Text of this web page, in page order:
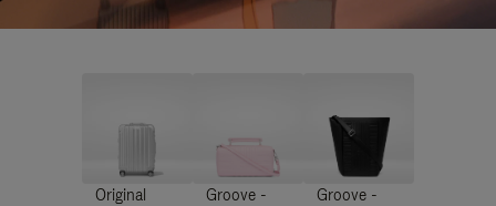
Original
Groove -
Groove -